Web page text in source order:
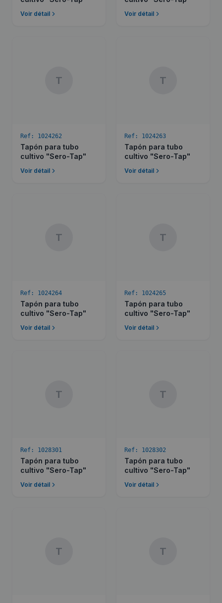
Voir détail Voir détail
T
Ref: 1024262
Tapón para tubo
cultivo "Sero-Tap"
Voir détail
T
Ref: 1024263
Tapón para tubo
cultivo "Sero-Tap"
Voir détail
T
Ref: 1024264
Tapón para tubo
cultivo "Sero-Tap"
Voir détail
T
Ref: 1024265
Tapón para tubo
cultivo "Sero-Tap"
Voir détail
T
Ref: 1028301
Tapón para tubo
cultivo "Sero-Tap"
Voir détail
T
Ref: 1028302
Tapón para tubo
cultivo "Sero-Tap"
Voir détail
T T